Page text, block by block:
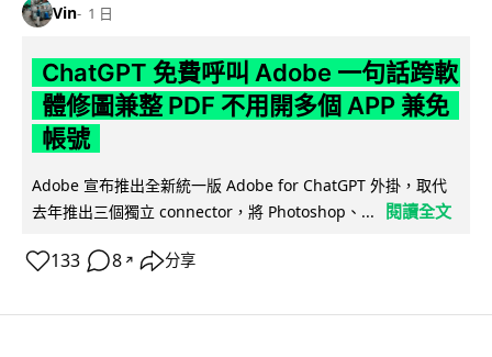
Vin 1 日
ChatGPT 免費呼叫 Adobe 一句話跨軟
體修圖兼整 PDF 不用開多個 APP 兼免
帳號
Adobe 宣布推出全新統一版 Adobe for ChatGPT 外掛，取代
去年推出三個獨立 connector，將 Photoshop、...
閱讀全文
133 8 ↗ 分享